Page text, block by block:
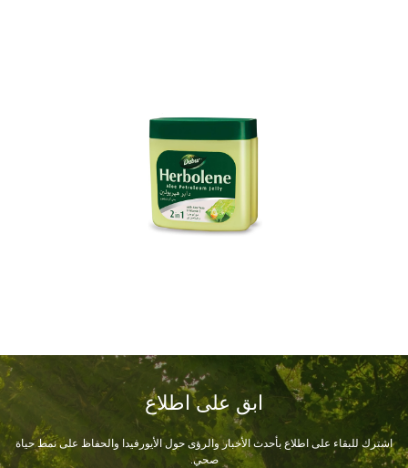
ابق على اطلاع
اشترك للبقاء على اطلاع بأحدث الأخبار والرؤى حول الأيورفيدا والحفاظ على نمط حياة
صحي.